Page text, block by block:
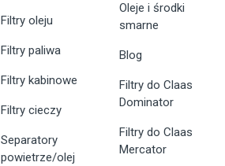
Filtry oleju
Filtry paliwa
Filtry kabinowe
Filtry cieczy
Separatory
powietrze/olej
Oleje i środki
smarne
Blog
Filtry do Claas
Dominator
Filtry do Claas
Mercator